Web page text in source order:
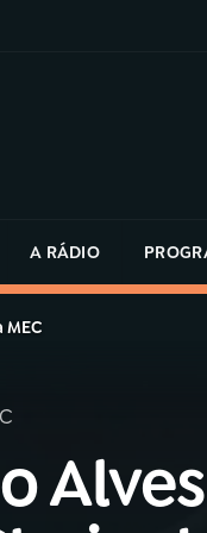
A RÁDIO
AO VIVO
Alves